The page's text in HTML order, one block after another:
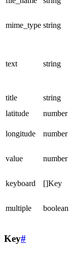
mime_type string
text string
title
string
latitude
number
longitude
number
value number
keyboard []Key
multiple boolean
Key#